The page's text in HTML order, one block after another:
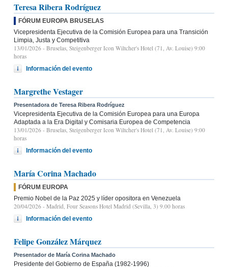
Teresa Ribera Rodríguez
FÓRUM EUROPA BRUSELAS
Vicepresidenta Ejecutiva de la Comisión Europea para una Transición
Limpia, Justa y Competitiva
13/01/2026 - Bruselas, Steigenberger Icon Wiltcher's Hotel (71, Av. Louise) 9:00
horas
Información del evento
Margrethe Vestager
Presentadora de Teresa Ribera Rodríguez
Vicepresidenta Ejecutiva de la Comisión Europea para una Europa
Adaptada a la Era Digital y Comisaria Europea de Competencia
13/01/2026 - Bruselas, Steigenberger Icon Wiltcher's Hotel (71, Av. Louise) 9:00
horas
Información del evento
María Corina Machado
FÓRUM EUROPA
Premio Nobel de la Paz 2025 y líder opositora en Venezuela
20/04/2026 - Madrid, Four Seasons Hotel Madrid (Sevilla, 3) 9.00 horas
Información del evento
Felipe González Márquez
Presentador de María Corina Machado
Presidente del Gobierno de España (1982-1996)